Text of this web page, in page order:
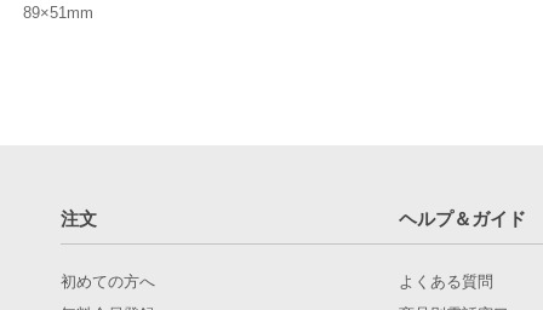
89×51mm
注文 ヘルプ＆ガイド
初めての方へ
よくある質問